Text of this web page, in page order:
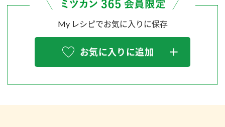
My レシピでお気に入りに保存
お気に入りに追加